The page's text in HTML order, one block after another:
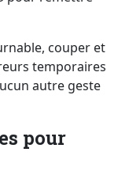
couper et
temporaires
autre geste
pour